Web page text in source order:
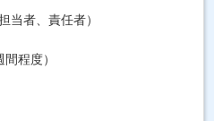
当者、責任者）
程度）